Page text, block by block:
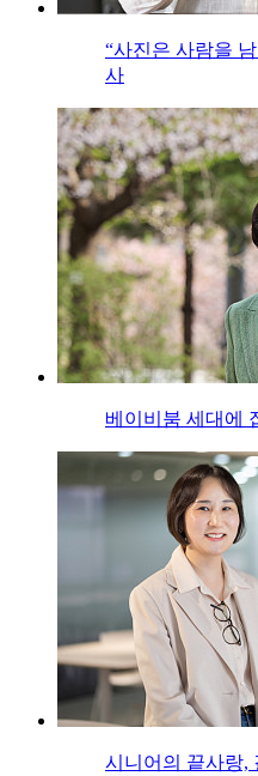
“사진은 사람을
사
베이비붐 세대에
시니어의 끝사랑,